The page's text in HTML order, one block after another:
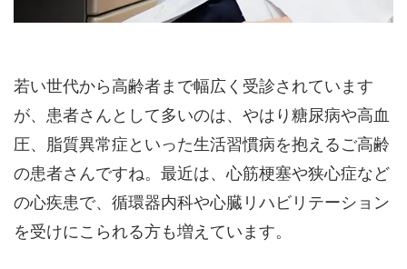
若い世代から高齢者まで幅広く受診されています
が、患者さんとして多いのは、やはり糖尿病や高血
圧、脂質異常症といった生活習慣病を抱えるご高齢
の患者さんですね。最近は、心筋梗塞や狭心症など
の心疾患で、循環器内科や心臓リハビリテーション
を受けにこられる方も増えています。